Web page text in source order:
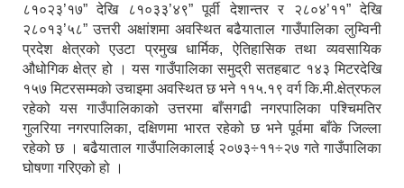
८१०२३’१७” देखि ८१०३३’४९” पूर्वी देशान्तर र २८०४’११” देखि
२८०१३’५८” उत्तरी अक्षांशमा अवस्थित बढैयाताल गाउँपालिका लुम्विनी
प्रदेश क्षेत्रको एउटा प्रमुख धार्मिक, ऐतिहासिक तथा व्यवसायिक
औधोगिक क्षेत्र हो । यस गाउँपालिका समुद्री सतहबाट १४३ मिटरदेखि
१५७ मिटरसम्मको उचाइमा अवस्थित छ भने ११५.१९ वर्ग कि.मी.क्षेत्रफल
रहेको यस गाउँपालिकाको उत्तरमा बाँसगढी नगरपालिका पश्चिमतिर
गुलरिया नगरपालिका, दक्षिणमा भारत रहेको छ भने पूर्वमा बाँके जिल्ला
रहेको छ । बढैयाताल गाउँपालिकालाई २०७३÷११÷२७ गते गाउँपालिका
घोषणा गरिएको हो ।